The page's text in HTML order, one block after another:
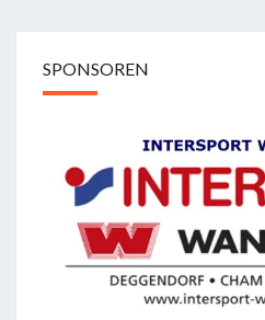
SPONSOREN